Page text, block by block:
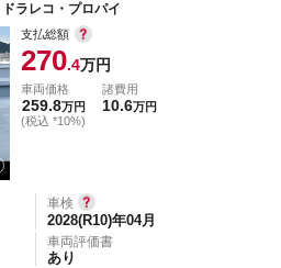
ラレコ・プロパイ
支払総額
270.4万円
車両価格
259.8万円
(税込 *10%)
諸費用
10.6万円
車検
2028(R10)年04月
車両評価書
あり